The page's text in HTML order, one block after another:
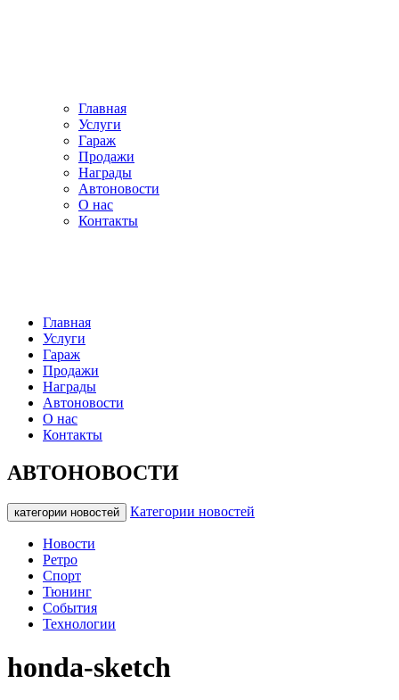
Главная
Услуги
Гараж
Продажи
Награды
Автоновости
О нас
Контакты
Главная
Услуги
Гараж
Продажи
Награды
Автоновости
О нас
Контакты
АВТОНОВОСТИ
категории новостей Категории новостей
Новости
Ретро
Спорт
Тюнинг
События
Технологии
honda-sketch